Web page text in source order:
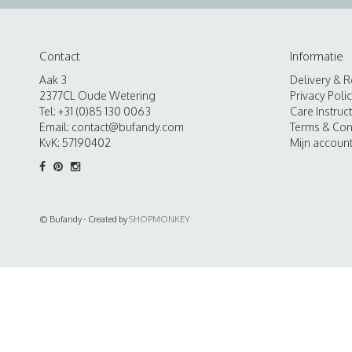
Contact
Aak 3
2377CL Oude Wetering
Tel: +31 (0)85 130 0063
Email: contact@bufandy.com
KvK: 57190402
Informatie
Delivery &
Privacy
Care
Terms &
Mijn account
© Bufandy - Created bySHOPMONKEY